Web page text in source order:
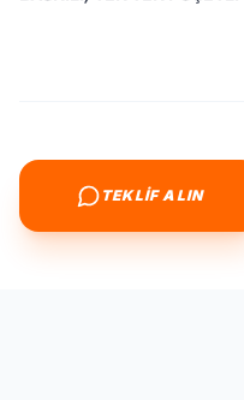
TEKLİF ALIN